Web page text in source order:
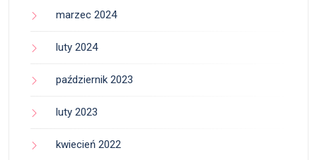
marzec 2024
luty 2024
październik 2023
luty 2023
kwiecień 2022